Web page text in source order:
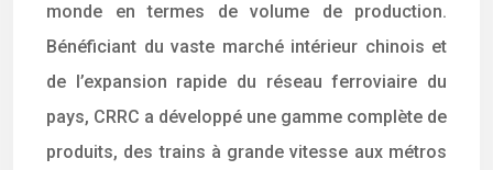
monde en termes de volume de production.
Bénéficiant du vaste marché intérieur chinois et
de l’expansion rapide du réseau ferroviaire du
pays, CRRC a développé une gamme complète de
produits, des trains à grande vitesse aux métros